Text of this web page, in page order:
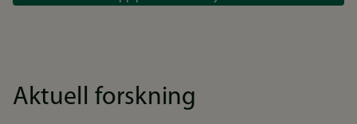
Aktuell forskning